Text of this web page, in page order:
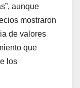
aunque
mostraron
de valores
que
los